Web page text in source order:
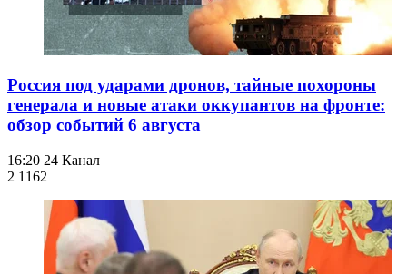
Россия под ударами дронов, тайные похороны
генерала и новые атаки оккупантов на фронте:
обзор событий 6 августа
16:20 24 Канал
2 1162